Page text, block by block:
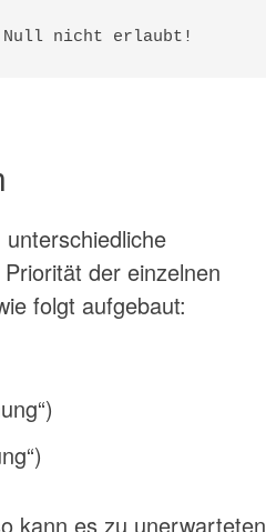
nicht erlaubt!
der einzelnen
folgt aufgebaut:
kann es zu unerwarteten